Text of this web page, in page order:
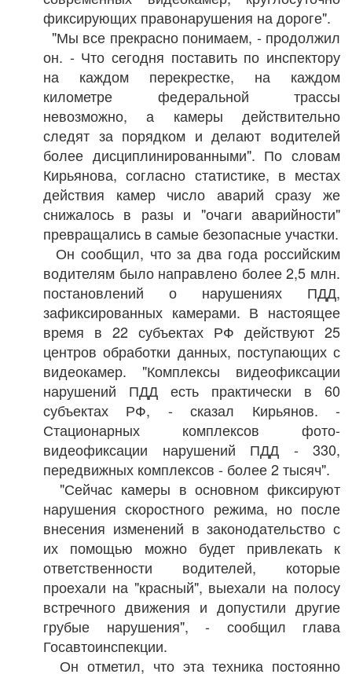
фиксирующих правонарушения на дороге".
"Мы все прекрасно понимаем, - продолжил
он. - Что сегодня поставить по инспектору
на каждом перекрестке, на каждом
километре федеральной трассы
невозможно, а камеры действительно
следят за порядком и делают водителей
более дисциплинированными". По словам
Кирьянова, согласно статистике, в местах
действия камер число аварий сразу же
снижалось в разы и "очаги аварийности"
превращались в самые безопасные участки.
Он сообщил, что за два года российским
водителям было направлено более 2,5 млн.
постановлений о нарушениях ПДД,
зафиксированных камерами. В настоящее
время в 22 субъектах РФ действуют 25
центров обработки данных, поступающих с
видеокамер. "Комплексы видеофиксации
нарушений ПДД есть практически в 60
субъектах РФ, - сказал Кирьянов. -
Стационарных комплексов фото-
видеофиксации нарушений ПДД - 330,
передвижных комплексов - более 2 тысяч".
"Сейчас камеры в основном фиксируют
нарушения скоростного режима, но после
внесения изменений в законодательство с
их помощью можно будет привлекать к
ответственности водителей, которые
проехали на "красный", выехали на полосу
встречного движения и допустили другие
грубые нарушения", - сообщил глава
Госавтоинспекции.
Он отметил, что эта техника постоянно